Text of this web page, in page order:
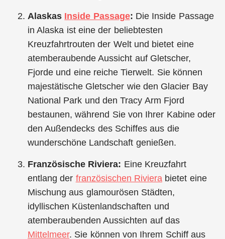
Alaskas Inside Passage: Die Inside Passage
in Alaska ist eine der beliebtesten
Kreuzfahrtrouten der Welt und bietet eine
atemberaubende Aussicht auf Gletscher,
Fjorde und eine reiche Tierwelt. Sie können
majestätische Gletscher wie den Glacier Bay
National Park und den Tracy Arm Fjord
bestaunen, während Sie von Ihrer Kabine oder
den Außendecks des Schiffes aus die
wunderschöne Landschaft genießen.
Französische Riviera: Eine Kreuzfahrt
entlang der französischen Riviera bietet eine
Mischung aus glamourösen Städten,
idyllischen Küstenlandschaften und
atemberaubenden Aussichten auf das
Mittelmeer. Sie können von Ihrem Schiff aus